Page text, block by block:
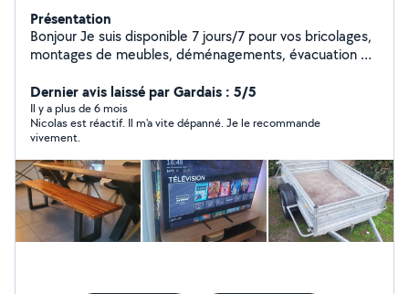
Présentation
Bonjour Je suis disponible 7 jours/7 pour vos bricolages,
montages de meubles, déménagements, évacuation de
petite plomberie ou vous aider dans vos travaux si vous
avez besoin d une 2eme paire de bras ! Je m occupe
également de logements en conciergerie ou air bnb (
ménage, accueil des clients, entretien du linge.....) A
bientôt à Six fours les plages !
Dernier avis laissé par Gardais : 5/5
Il y a plus de 6 mois
Nicolas est réactif. Il m'a vite dépanné. Je le recommande
vivement.